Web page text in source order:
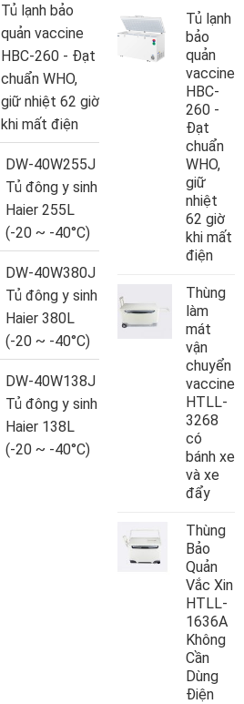
Tủ lạnh bảo
quản vaccine
HBC-260 - Đạt
chuẩn WHO,
giữ nhiệt 62 giờ
khi mất điện
DW-40W255J
Tủ đông y sinh
Haier 255L
(-20 ~ -40°C)
DW-40W380J
Tủ đông y sinh
Haier 380L
(-20 ~ -40°C)
DW-40W138J
Tủ đông y sinh
Haier 138L
(-20 ~ -40°C)
Tủ lạnh
bảo
quản
vaccine
HBC-
260 -
Đạt
chuẩn
WHO,
giữ
nhiệt
62 giờ
khi mất
điện
Thùng
làm
mát
vận
chuyển
vaccine
HTLL-
3268
có
bánh xe
và xe
đẩy
Thùng
Bảo
Quản
Vắc Xin
HTLL-
1636A
Không
Cần
Dùng
Điện